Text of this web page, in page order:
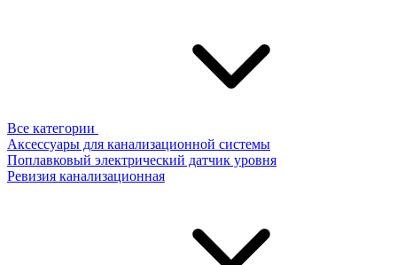
Все категории
Аксессуары для канализационной системы
Поплавковый электрический датчик уровня
Ревизия канализационная